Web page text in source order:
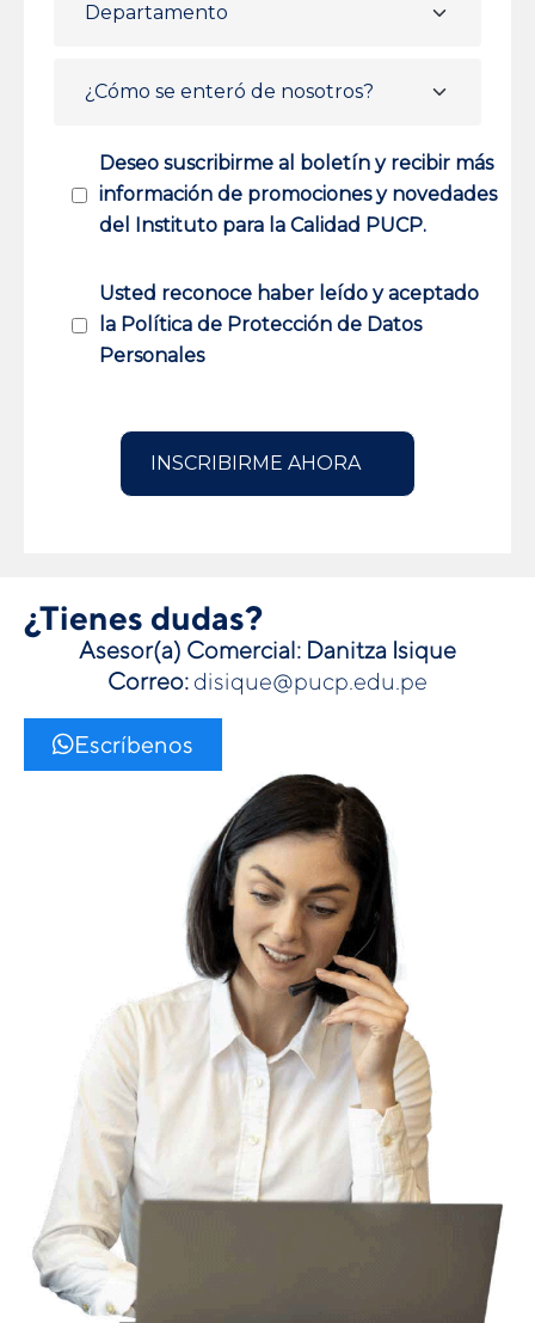
Deseo suscribirme al boletín y recibir más
información de promociones y novedades
del Instituto para la Calidad PUCP.
Usted reconoce haber leído y aceptado
la Política de Protección de Datos
Personales
¿Tienes dudas?
Asesor(a) Comercial: Danitza Isique
Correo: disique@pucp.edu.pe
Escríbenos